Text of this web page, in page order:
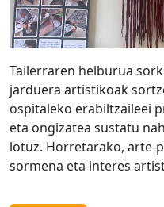
Tailerraren helburua
jarduera artistikoak
ospitaleko erabiltzaileei
eta ongizatea sustatu
lotuz. Horretarako, arte-
sormena eta interes